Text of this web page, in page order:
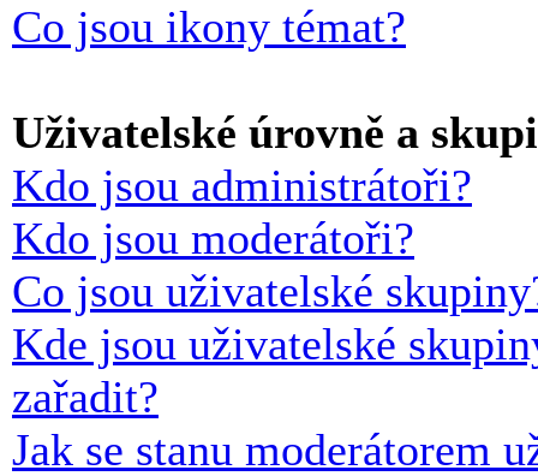
Co jsou ikony témat?
Uživatelské úrovně a
Kdo jsou administrátoři?
Kdo jsou moderátoři?
Co jsou uživatelské
Kde jsou uživatelské
zařadit?
Jak se stanu moderátorem